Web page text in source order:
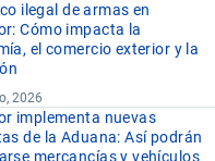
ilegal de armas en
Cómo impacta la
el comercio exterior y la
2026
implementa nuevas
de la Aduana: Así podrán
mercancías y vehículos